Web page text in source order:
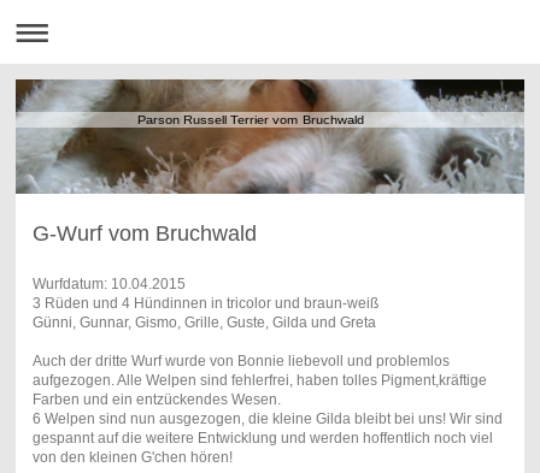
Parson Russell Terrier vom Bruchwald
G-Wurf vom Bruchwald
Wurfdatum: 10.04.2015
3 Rüden und 4 Hündinnen in tricolor und braun-weiß
Günni, Gunnar, Gismo, Grille, Guste, Gilda und Greta
Auch der dritte Wurf wurde von Bonnie liebevoll und problemlos
aufgezogen. Alle Welpen sind fehlerfrei, haben tolles Pigment,kräftige
Farben und ein entzückendes Wesen.
6 Welpen sind nun ausgezogen, die kleine Gilda bleibt bei uns! Wir sind
gespannt auf die weitere Entwicklung und werden hoffentlich noch viel
von den kleinen G'chen hören!